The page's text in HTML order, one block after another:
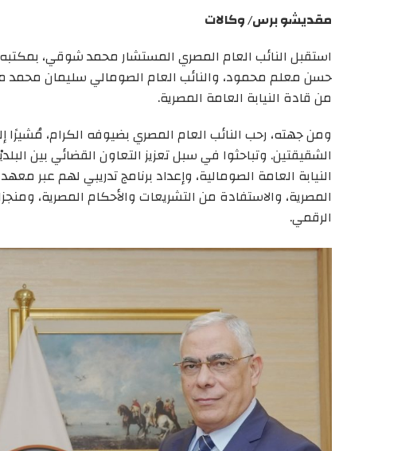
مقديشو برس/ وكالات
استقبل النائب العام المصري المستشار محمد شوقي،
حسن معلم محمود، والنائب العام الصومالي سليمان محمد
من قادة النيابة العامة المصرية.
ومن جهته، رحب النائب العام المصري بضيوفه الكرام، مُشيرًا
الشقيقتين. وتباحثوا في سبل تعزيز التعاون القضائي بين
النيابة العامة الصومالية، وإعداد برنامج تدريبي لهم عبر
المصرية، والاستفادة من التشريعات والأحكام المصرية،
الرقمي.